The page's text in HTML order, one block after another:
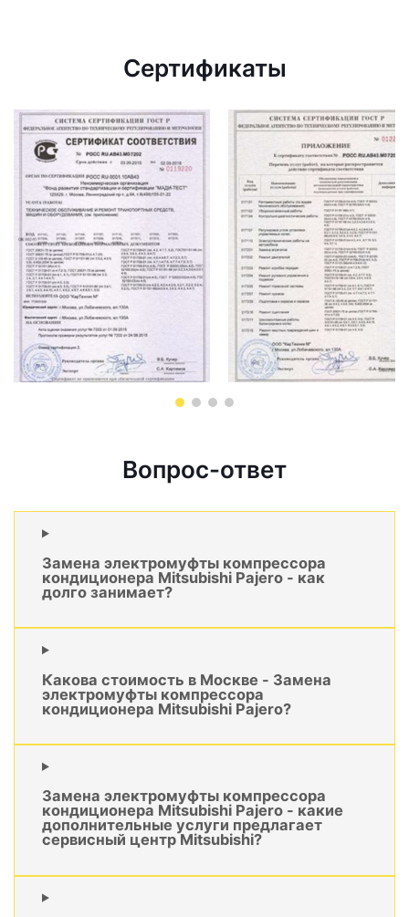
Сертификаты
Вопрос-ответ
Замена электромуфты компрессора
кондиционера Mitsubishi Pajero - как
долго занимает?
Какова стоимость в Москве - Замена
электромуфты компрессора
кондиционера Mitsubishi Pajero?
Замена электромуфты компрессора
кондиционера Mitsubishi Pajero - какие
дополнительные услуги предлагает
сервисный центр Mitsubishi?